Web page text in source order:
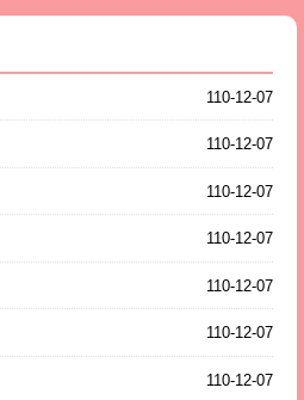
110-12-07
110-12-07
110-12-07
110-12-07
110-12-07
110-12-07
110-12-07